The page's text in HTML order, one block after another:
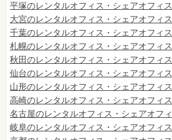
平塚のレンタルオフィス・シェアオフィス
大宮のレンタルオフィス・シェアオフィス
千葉のレンタルオフィス・シェアオフィス
札幌のレンタルオフィス・シェアオフィス
秋田のレンタルオフィス・シェアオフィス
仙台のレンタルオフィス・シェアオフィス
山形のレンタルオフィス・シェアオフィス
高崎のレンタルオフィス・シェアオフィス
名古屋のレンタルオフィス・シェアオフ
岐阜のレンタルオフィス・シェアオフィス